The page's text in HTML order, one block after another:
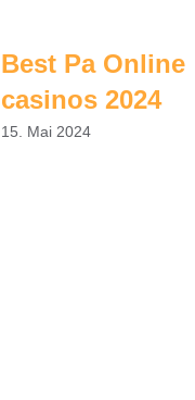
Best Pa Online
casinos 2024
15. Mai 2024